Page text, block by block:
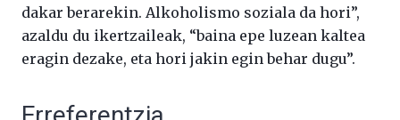
dakar berarekin. Alkoholismo soziala da hori”,
azaldu du ikertzaileak, “baina epe luzean kaltea
eragin dezake, eta hori jakin egin behar dugu”.